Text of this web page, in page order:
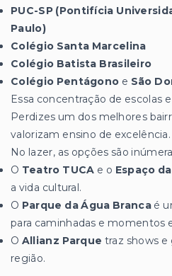
PUC-SP (Pontifícia
Paulo)
Colégio Santa Marcelina
Colégio Batista Brasileiro
Colégio Pentágono e São
Essa concentração de escolas
Perdizes um dos melhores
valorizam ensino de excelência.
No lazer, as opções são
O Teatro TUCA e o Espaço
a vida cultural.
O Parque da Água Brancaé
para caminhadas e momentos
O Allianz Parque traz shows e
região.